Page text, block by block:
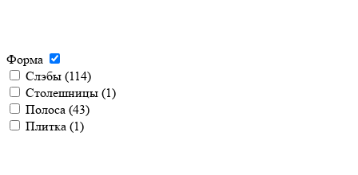
Форма
Слэбы (114)
Столешницы (1)
Полоса (43)
Плитка (1)